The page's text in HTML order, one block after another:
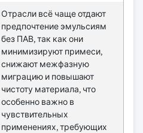
Отрасли всё чаще отдают
предпочтение эмульсиям
без ПАВ, так как они
минимизируют примеси,
снижают межфазную
миграцию и повышают
чистоту материала, что
особенно важно в
чувствительных
применениях, требующих